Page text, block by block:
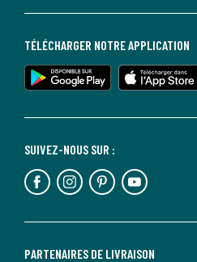
PARTENAIRES DE LIVRAISON
SUIVEZ-NOUS SUR :
TÉLÉCHARGER NOTRE APPLICATION